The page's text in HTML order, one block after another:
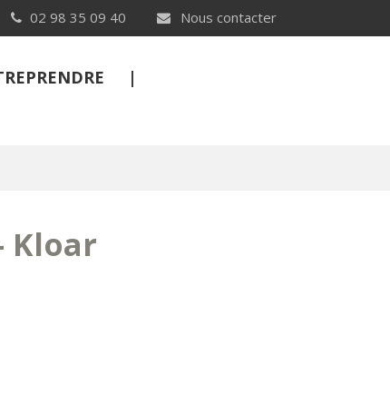
02 98 35 09 40 Nous contacter
Kloar